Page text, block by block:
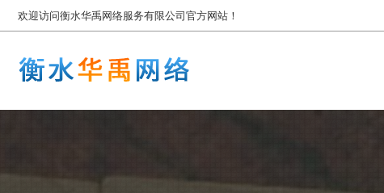
欢迎访问衡水华禹网络服务有限公司官方网站！